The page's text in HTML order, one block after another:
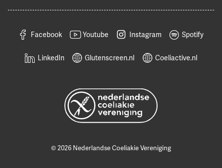
Facebook Youtube Instagram Spotify
LinkedIn Glutenscreen.nl Coeliactive.nl
© 2026 Nederlandse Coeliakie Vereniging